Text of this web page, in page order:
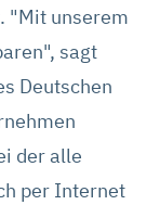
"Mit unserem
sagt
Deutschen
der alle
per Internet